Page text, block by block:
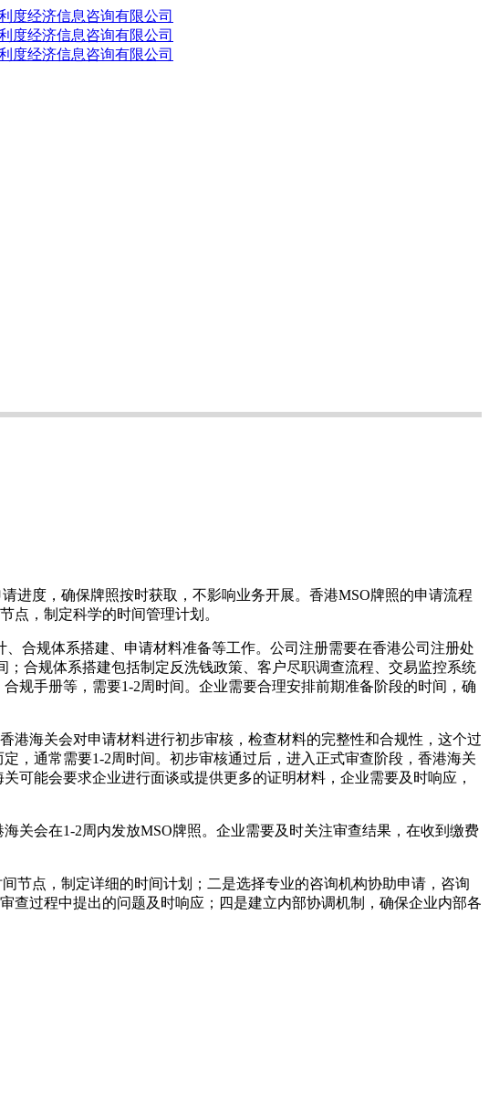
进度，确保牌照按时获取，不影响业务开展。香港MSO牌照的申请流程
点，制定科学的时间管理计划。
合规体系搭建、申请材料准备等工作。公司注册需要在香港公司注册处
合规体系搭建包括制定反洗钱政策、客户尽职调查流程、交易监控系统
规手册等，需要1-2周时间。企业需要合理安排前期准备阶段的时间，确
港海关会对申请材料进行初步审核，检查材料的完整性和合规性，这个过
，通常需要1-2周时间。初步审核通过后，进入正式审查阶段，香港海关
可能会要求企业进行面谈或提供更多的证明材料，企业需要及时响应，
关会在1-2周内发放MSO牌照。企业需要及时关注审查结果，在收到缴费
节点，制定详细的时间计划；二是选择专业的咨询机构协助申请，咨询
查过程中提出的问题及时响应；四是建立内部协调机制，确保企业内部各